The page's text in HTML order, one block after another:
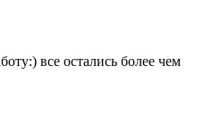
все остались более чем